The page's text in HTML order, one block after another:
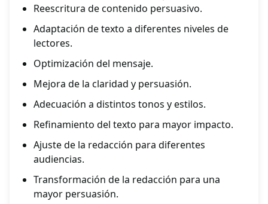
Reescritura de contenido persuasivo.
Adaptación de texto a diferentes niveles de
lectores.
Optimización del mensaje.
Mejora de la claridad y persuasión.
Adecuación a distintos tonos y estilos.
Refinamiento del texto para mayor impacto.
Ajuste de la redacción para diferentes
audiencias.
Transformación de la redacción para una
mayor persuasión.